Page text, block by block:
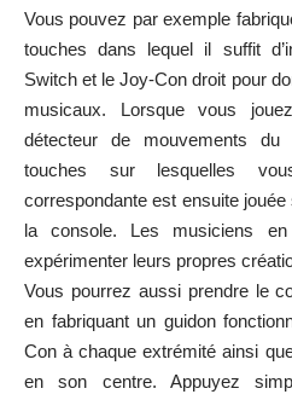
Vous pouvez par exemple
touches dans lequel il suffit
Switch et le Joy-Con droit pour
musicaux. Lorsque vous
détecteur de mouvements
touches sur lesquelles
correspondante est ensuite
la console. Les musiciens en
expérimenter leurs propres
Vous pourrez aussi prendre le
en fabriquant un guidon
Con à chaque extrémité ainsi
en son centre. Appuyez